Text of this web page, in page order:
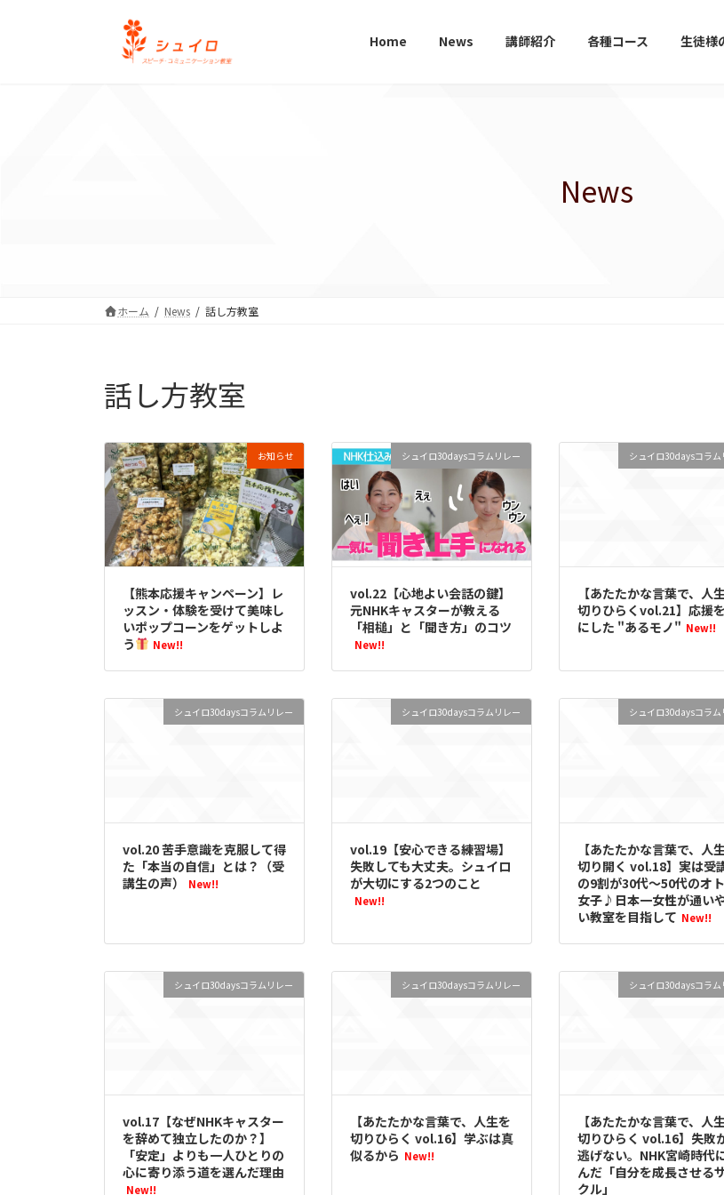
Home News 講師紹介 各種コース 生徒様
News
ホーム News 話し方教室
話し方教室
お知らせ
【熊本応援キャンペーン】レ
ッスン・体験を受けて美味し
いポップコーンをゲットしよ
う
New!!
シュイロ30daysコラムリレー
vol.22【心地よい会話の鍵】
元NHKキャスターが教える
「相槌」と「聞き方」のコツ
New!!
シュイロ30daysコラム
【あたたかな言葉で、人
切りひらくvol.21】応援
にした "あるモノ" New!!
シュイロ30daysコラムリレー
vol.20 苦手意識を克服して得
た「本当の自信」とは？（受
講生の声）
New!!
シュイロ30daysコラムリレー
vol.19【安心できる練習場】
失敗しても大丈夫。シュイロ
が大切にする2つのこと
New!!
シュイロ30daysコラム
【あたたかな言葉で、人
切り開く vol.18】実は受
の9割が30代～50代のオ
女子♪日本一女性が通い
い教室を目指して New!!
シュイロ30daysコラムリレー
vol.17【なぜNHKキャスター
を辞めて独立したのか？】
「安定」よりも一人ひとりの
心に寄り添う道を選んだ理由
New!!
シュイロ30daysコラムリレー
【あたたかな言葉で、人生を
切りひらく vol.16】学ぶは真
似るから New!!
シュイロ30daysコラム
【あたたかな言葉で、人
切りひらく vol.16】失敗
逃げない。NHK宮崎時代
んだ「自分を成長させる
クル」